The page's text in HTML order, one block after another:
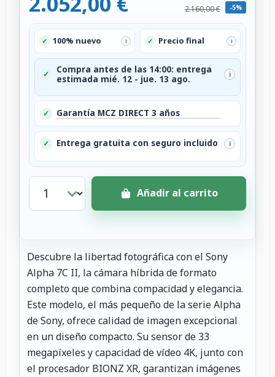
2.160,00 € -5%
✓ 100% nuevo i ✓ Precio final i
✓
Compra antes de las 14:00: entrega
estimada mié. 12 - jue. 13 ago.
i
✓ Garantía MCZ DIRECT 3 años
✓ Entrega gratuita con seguro incluido i
Añadir al carrito
Descubre la libertad fotográfica con el Sony
Alpha 7C II, la cámara híbrida de formato
completo que combina compacidad y elegancia.
Este modelo, el más pequeño de la serie Alpha
de Sony, ofrece calidad de imagen excepcional
en un diseño compacto. Su sensor de 33
megapíxeles y capacidad de vídeo 4K, junto con
el procesador BIONZ XR, garantizan imágenes